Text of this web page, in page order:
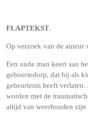
FLAPTEKST.
Op verzoek van de
Een oude man keert aan
geboortedorp, dat hij als
gebeurtenis heeft
worden met de
altijd van weerhouden zijn